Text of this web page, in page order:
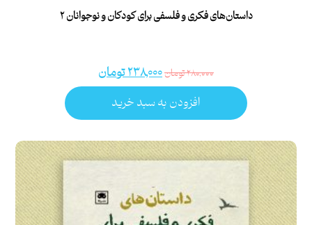
داستان‌های فکری و فلسفی برای کودکان و نوجوانان ۲
۲۸۰,۰۰۰تومان۲۳۸,۰۰۰تومان
افزودن به سبد خرید
امتیاز
۵.۰۰
از ۵